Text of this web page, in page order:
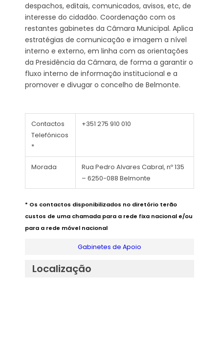
despachos, editais, comunicados, avisos, etc, de
interesse do cidadão. Coordenação com os
restantes gabinetes da Câmara Municipal. Aplica
estratégias de comunicação e imagem a nível
interno e externo, em linha com as orientações
da Presidência da Câmara, de forma a garantir o
fluxo interno de informação institucional e a
promover e divugar o concelho de Belmonte.
Contactos
Telefónicos
*
+351 275 910 010
Morada
Rua Pedro Alvares Cabral, nº 135
– 6250-088 Belmonte
* Os contactos disponibilizados no diretório terão
custos de uma chamada para a rede fixa nacional e/ou
para a rede móvel nacional
Gabinetes de Apoio
Localização